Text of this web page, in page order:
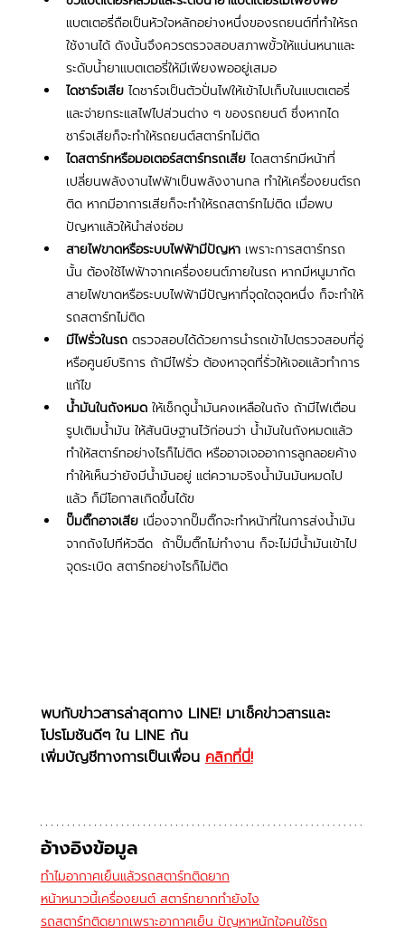
แบตเตอรี่ถือเป็นหัวใจหลักอย่างหนึ่งของรถยนต์ที่ทำให้รถ
ใช้งานได้ ดังนั้นจึงควรตรวจสอบสภาพขั้วให้แน่นหนาและ
ระดับน้ำยาแบตเตอรี่ให้มีเพียงพออยู่เสมอ
ไดชาร์จเสีย ไดชาร์จเป็นตัวปั่นไฟให้เข้าไปเก็บในแบตเตอรี่
และจ่ายกระแสไฟไปส่วนต่าง ๆ ของรถยนต์ ซึ่งหากได
ชาร์จเสียก็จะทำให้รถยนต์สตาร์ทไม่ติด
ไดสตาร์ทหรือมอเตอร์สตาร์ทรถเสีย ไดสตาร์ทมีหน้าที่
เปลี่ยนพลังงานไฟฟ้าเป็นพลังงานกล ทำให้เครื่องยนต์รถ
ติด หากมีอาการเสียก็จะทำให้รถสตาร์ทไม่ติด เมื่อพบ
ปัญหาแล้วให้นำส่งซ่อม
สายไฟขาดหรือระบบไฟฟ้ามีปัญหา เพราะการสตาร์ทรถ
นั้น ต้องใช้ไฟฟ้าจากเครื่องยนต์ภายในรถ หากมีหนูมากัด
สายไฟขาดหรือระบบไฟฟ้ามีปัญหาที่จุดใดจุดหนึ่ง ก็จะทำให้
รถสตาร์ทไม่ติด
มีไฟรั่วในรถ ตรวจสอบได้ด้วยการนำรถเข้าไปตรวจสอบที่อู่
หรือศูนย์บริการ ถ้ามีไฟรั่ว ต้องหาจุดที่รั่วให้เจอแล้วทำการ
แก้ไข
น้ำมันในถังหมด ให้เช็กดูน้ำมันคงเหลือในถัง ถ้ามีไฟเตือน
รูปเติมน้ำมัน ให้สันนิษฐานไว้ก่อนว่า น้ำมันในถังหมดแล้ว
ทำให้สตาร์ทอย่างไรก็ไม่ติด หรืออาจเจออาการลูกลอยค้าง
ทำให้เห็นว่ายังมีน้ำมันอยู่ แต่ความจริงน้ำมันมันหมดไป
แล้ว ก็มีโอกาสเกิดขึ้นได้ฃ
ปั๊มติ๊กอาจเสีย เนื่องจากปั๊มติ๊กจะทำหน้าที่ในการส่งน้ำมัน
จากถังไปทีหัวฉีด  ถ้าปั๊มติ๊กไม่ทำงาน ก็จะไม่มีน้ำมันเข้าไป
จุดระเบิด สตาร์ทอย่างไรก็ไม่ติด
พบกับข่าวสารล่าสุดทาง LINE! มาเช็คข่าวสารและ
โปรโมชันดีๆ ใน LINE กัน
เพิ่มบัญชีทางการเป็นเพื่อน คลิกที่นี่!
อ้างอิงข้อมูล
ทำไมอากาศเย็นแล้วรถสตาร์ทติดยาก
หน้าหนาวนี้เครื่องยนต์ สตาร์ทยากทำยังไง
รถสตาร์ทติดยากเพราะอากาศเย็น ปัญหาหนักใจคนใช้รถ